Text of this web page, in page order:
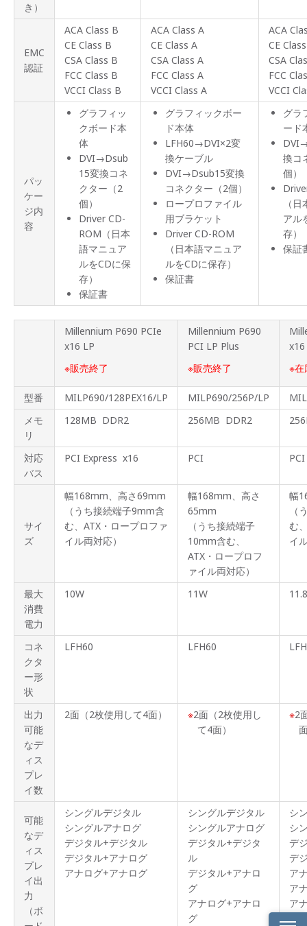
き）
EMC
認証
ACA Class B
CE Class B
CSA Class B
FCC Class B
VCCI Class B
ACA Class A
CE Class A
CSA Class A
FCC Class A
VCCI Class A
ACA
CE
CSA
FCC
VCCI
パッ
ケー
ジ内
容
グラフィッ
クボード本
体
DVI→Dsub
15変換コネ
クター（2
個）
Driver CD-
ROM（日本
語マニュア
ルをCDに保
存）
保証書
グラフィックボー
ド本体
LFH60→DVI×2変
換ケーブル
DVI→Dsub15変換
コネクター（2個）
ロープロファイル
用ブラケット
Driver CD-ROM
（日本語マニュア
ルをCDに保存）
保証書
グラ
ード
換コ
個）
（
アル
存）
保証
Millennium P690 PCIe
x16 LP
※販売終了
Millennium P690
PCI LP Plus
※販売終了
※在
型番 MILP690/128PEX16/LP MILP690/256P/LP
メモ
リ
128MB DDR2 256MB DDR2
対応
バス
PCI Express x16 PCI
サイ
ズ
幅168mm、高さ69mm
（うち接続端子9mm含
む、ATX・ロープロファ
イル両対応）
幅168mm、高さ
65mm
（うち接続端子
10mm含む、
ATX・ロープロフ
ァイル両対応）
幅
（
む
イ
最大
消費
電力
10W 11W
コネ
クタ
ー形
状
LFH60 LFH60
出力
可能
なデ
ィス
プレ
イ数
2面（2枚使用して4面）
2面（2枚使用し
て4面）
2
可能
なデ
ィス
プレ
イ出
力
（ボ
シングルデジタル
シングルアナログ
デジタル+デジタル
デジタル+アナログ
アナログ+アナログ
シングルデジタル
シングルアナログ
デジタル+デジタ
ル
デジタル+アナロ
グ
アナログ+アナロ
グ
シ
シ
デ
デ
ア
ア
ア